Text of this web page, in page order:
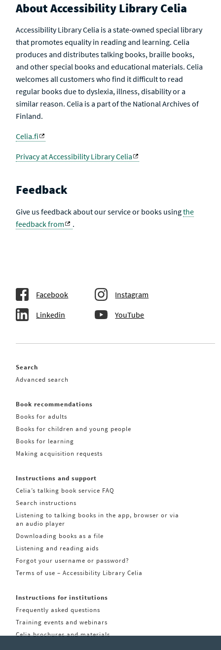
About Accessibility Library Celia
Accessibility Library Celia is a state-owned special library
that promotes equality in reading and learning. Celia
produces and distributes talking books, braille books,
and other special books and educational materials. Celia
welcomes all customers who find it difficult to read
regular books due to dyslexia, illness, disability or a
similar reason. Celia is a part of the National Archives of
Finland.
Celia.fi
Privacy at Accessibility Library Celia
Feedback
Give us feedback about our service or books usingthe
feedback from
.
Facebook Instagram
Linkedin YouTube
Search
Advanced search
Book recommendations
Books for adults
Books for children and young people
Books for learning
Making acquisition requests
Instructions and support
Celia’s talking book service FAQ
Search instructions
Listening to talking books in the app, browser or via
an audio player
Downloading books as a file
Listening and reading aids
Forgot your username or password?
Terms of use – Accessibility Library Celia
Instructions for institutions
Frequently asked questions
Training events and webinars
Celia brochures and materials